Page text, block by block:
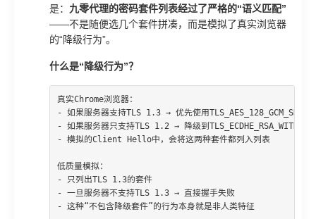
是： 九零代理的密码套件列表经过了严格的“语义匹配”
——不是随便选几个套件拼凑，而是模拟了真实浏览器
的“降级行为”。
什么是“降级行为”？
真实Chrome浏览器：
- 如果服务器支持TLS 1.3 → 优先使用
- 如果服务器只支持TLS 1.2 → 降级到
- 模拟的Client Hello中，会将这两种套件都列入列表
低质量模拟：
- 只列出TLS 1.3的套件
- 一旦服务器不支持TLS 1.3 → 直接握手失败
- 这种“不包含降级套件”的行为本身就是非人类特征